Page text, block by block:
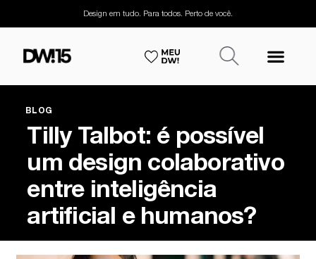
Design em tudo. Para todos. Perto de você.
BLOG
Tilly Talbot: é possível
um design colaborativo
entre inteligência
artificial e humanos?